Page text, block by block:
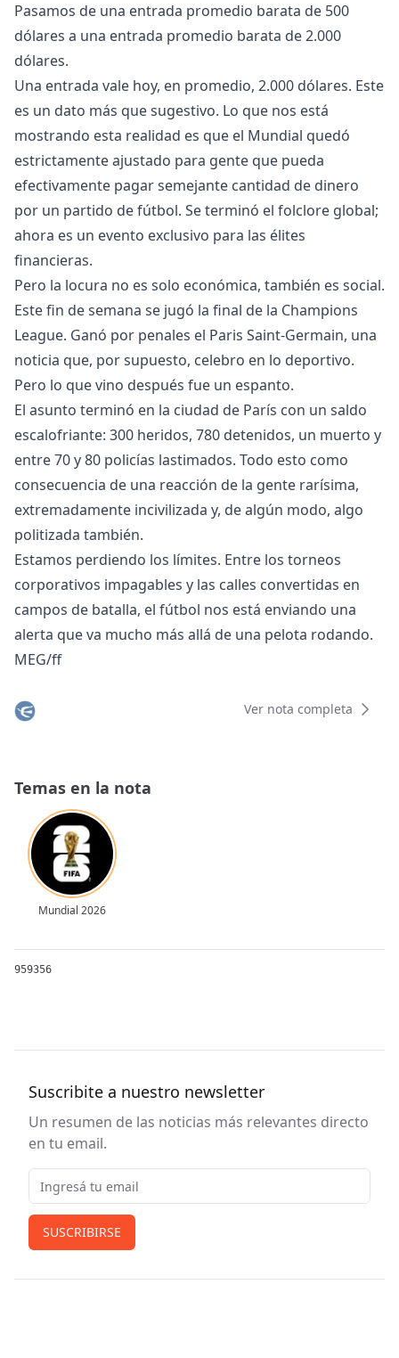
Pasamos de una entrada promedio barata de 500
dólares a una entrada promedio barata de 2.000
dólares.
Una entrada vale hoy, en promedio, 2.000 dólares. Este
es un dato más que sugestivo. Lo que nos está
mostrando esta realidad es que el Mundial quedó
estrictamente ajustado para gente que pueda
efectivamente pagar semejante cantidad de dinero
por un partido de fútbol. Se terminó el folclore global;
ahora es un evento exclusivo para las élites
financieras.
Pero la locura no es solo económica, también es social.
Este fin de semana se jugó la final de la Champions
League. Ganó por penales el Paris Saint-Germain, una
noticia que, por supuesto, celebro en lo deportivo.
Pero lo que vino después fue un espanto.
El asunto terminó en la ciudad de París con un saldo
escalofriante: 300 heridos, 780 detenidos, un muerto y
entre 70 y 80 policías lastimados. Todo esto como
consecuencia de una reacción de la gente rarísima,
extremadamente incivilizada y, de algún modo, algo
politizada también.
Estamos perdiendo los límites. Entre los torneos
corporativos impagables y las calles convertidas en
campos de batalla, el fútbol nos está enviando una
alerta que va mucho más allá de una pelota rodando.
MEG/ff
Ver nota completa
Temas en la nota
Mundial 2026
959356
Suscribite a nuestro newsletter
Un resumen de las noticias más relevantes directo
en tu email.
Email
SUSCRIBIRSE